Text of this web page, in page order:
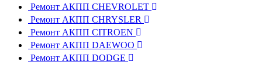
Ремонт АКПП CHEVROLET
Ремонт АКПП CHRYSLER
Ремонт АКПП CITROEN
Ремонт АКПП DAEWOO
Ремонт АКПП DODGE